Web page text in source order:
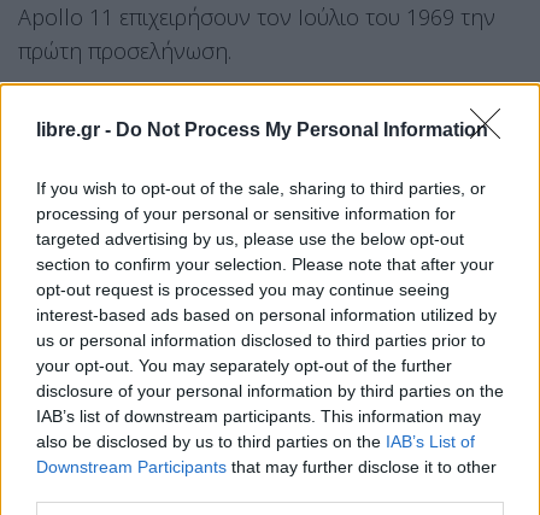
libre.gr - Do Not Process My Personal Information
If you wish to opt-out of the sale, sharing to third parties, or
processing of your personal or sensitive information for
targeted advertising by us, please use the below opt-out
section to confirm your selection. Please note that after your
opt-out request is processed you may continue seeing
interest-based ads based on personal information utilized by
us or personal information disclosed to third parties prior to
your opt-out. You may separately opt-out of the further
disclosure of your personal information by third parties on the
IAB’s list of downstream participants. This information may
also be disclosed by us to third parties on the IAB’s List of
Downstream Participants that may further disclose it to other
Apollo 11 επιχειρήσουν τον Ιούλιο του 1969 την
πρώτη προσελήνωση.